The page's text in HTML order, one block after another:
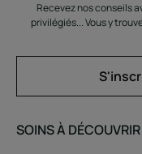
Recevez nos conseils
privilégiés... Vous y
SOINS À DÉCOUVRIR